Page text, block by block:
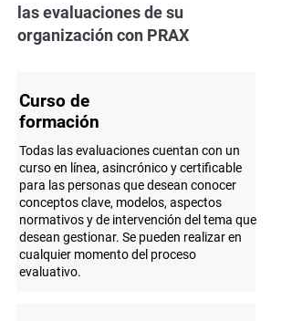
las evaluaciones de su
organización con PRAX
Curso de
formación
Todas las evaluaciones cuentan con un
curso en línea, asincrónico y certificable
para las personas que desean conocer
conceptos clave, modelos, aspectos
normativos y de intervención del tema que
desean gestionar. Se pueden realizar en
cualquier momento del proceso
evaluativo.